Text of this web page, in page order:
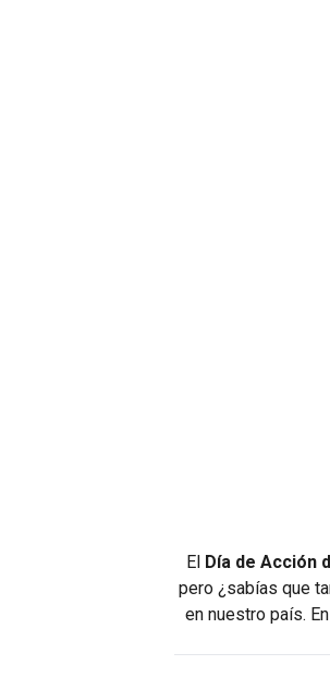
El Día de Acción
pero ¿sabías que
en nuestro país.